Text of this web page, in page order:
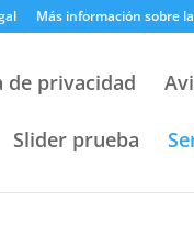
Más información sobre
de privacidad
Slider prueba